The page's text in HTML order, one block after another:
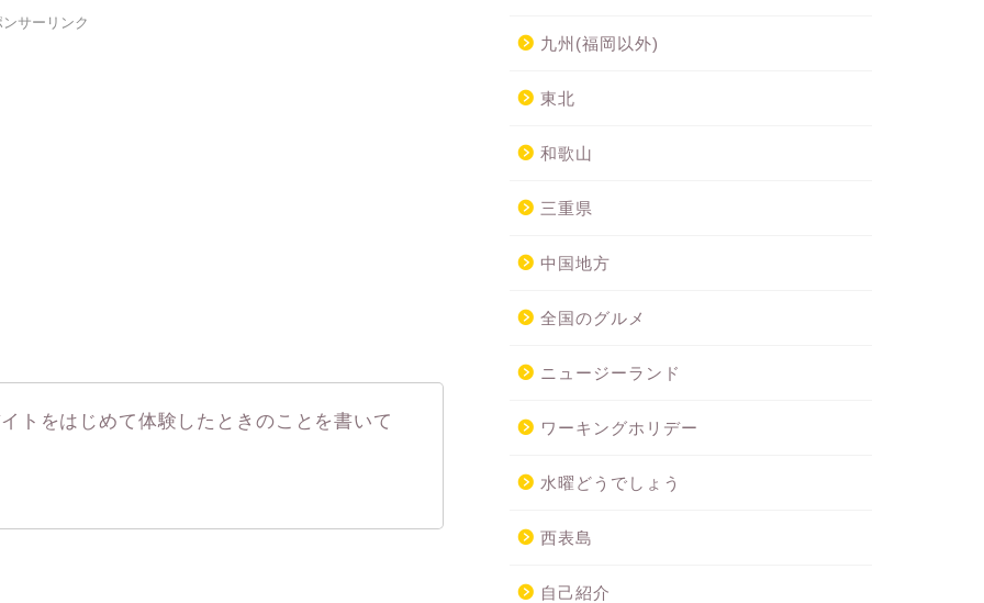
サーリンク
トをはじめて体験したときのことを書いて
九州(福岡以外)
東北
和歌山
三重県
中国地方
全国のグルメ
ニュージーランド
ワーキングホリデー
水曜どうでしょう
西表島
自己紹介